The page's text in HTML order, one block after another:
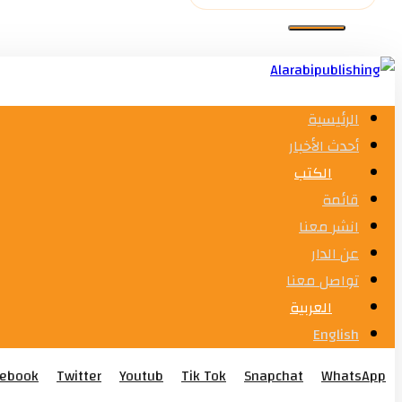
الرئيسية
أحدث الأخبار
الكتب
قائمة
انشر معنا
عن الدار
تواصل معنا
العربية
English
Twitter Youtub Tik Tok Snapchat
WhatsApp